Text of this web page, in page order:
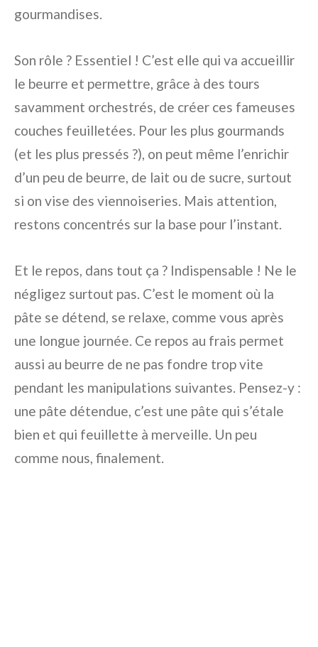
gourmandises.
Son rôle ? Essentiel ! C’est elle qui va accueillir
le beurre et permettre, grâce à des tours
savamment orchestrés, de créer ces fameuses
couches feuilletées. Pour les plus gourmands
(et les plus pressés ?), on peut même l’enrichir
d’un peu de beurre, de lait ou de sucre, surtout
si on vise des viennoiseries. Mais attention,
restons concentrés sur la base pour l’instant.
Et le repos, dans tout ça ? Indispensable ! Ne le
négligez surtout pas. C’est le moment où la
pâte se détend, se relaxe, comme vous après
une longue journée. Ce repos au frais permet
aussi au beurre de ne pas fondre trop vite
pendant les manipulations suivantes. Pensez-y :
une pâte détendue, c’est une pâte qui s’étale
bien et qui feuillette à merveille. Un peu
comme nous, finalement.